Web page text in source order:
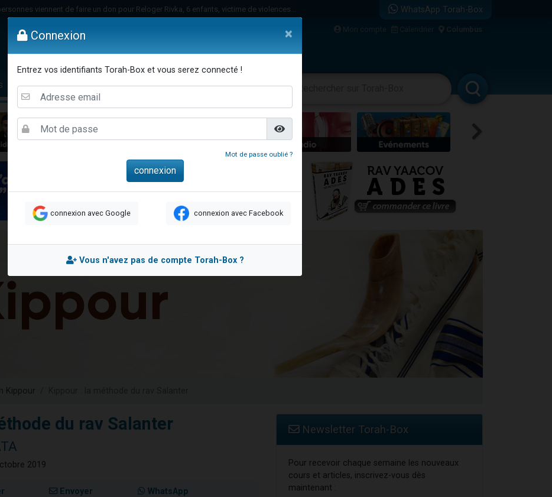
viennent de faire un don pour Reloger Rivka, 6 enfants, victime de violences...
viennent de faire un don pour 1 Journée de Vacances Pour les Enfants
viennent de faire un don pour Diane, 80 ans, dans un appartement insalubre
de donner son Maasser
viennent de nous rejoindre sur WhatsApp
viennent de nous rejoindre sur WhatsApp
viennent de faire un don pour 5 jours de vacances aux Orphelins
de donner son Maasser
viennent de nous rejoindre sur WhatsApp
viennent de demander une bénédiction
personnes viennent de faire un don pour Sauvez la jambe de Yohan
reste 49 places pour étudier en groupe sur Zoom
viennent de nous rejoindre sur WhatsApp
viennent de nous rejoindre sur WhatsApp
musiques dans Torah-Box Music
WhatsApp Torah-Box
Mon compte Calendrier Columbus
Femmes Enfants Etude sur Texte Musique Paracha Divertissements
Kippour
du rav Salanter
2019
Envoyer WhatsApp
Newsletter Torah-Box
Pour recevoir chaque semaine les nouveaux
cours et articles, inscrivez-vous dès
maintenant :
Connexion ×
Entrez vos identifiants Torah-Box et vous serez connecté !
Mot de passe oublié ?
connexion avec Google connexion avec Facebook
Vous n'avez pas de compte Torah-Box ?